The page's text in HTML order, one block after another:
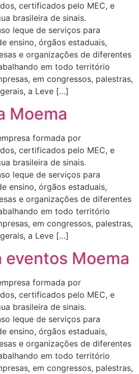
certificados pelo MEC, e
brasileira de sinais.
leque de serviços para
ensino, órgãos estaduais,
e organizações de diferentes
em todo território
em congressos, palestras,
a Leve […]
Moema
formada por
certificados pelo MEC, e
brasileira de sinais.
leque de serviços para
ensino, órgãos estaduais,
e organizações de diferentes
em todo território
em congressos, palestras,
a Leve […]
eventos Moema
formada por
certificados pelo MEC, e
brasileira de sinais.
leque de serviços para
ensino, órgãos estaduais,
e organizações de diferentes
em todo território
em congressos, palestras,